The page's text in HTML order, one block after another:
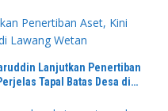
Lanjutkan Penertiban
Tapal Batas Desa di